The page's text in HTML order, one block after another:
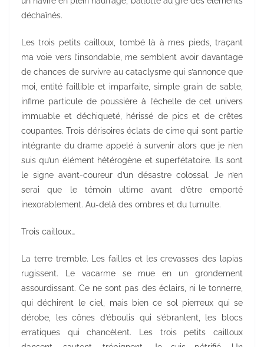
déchaînés.
Les trois petits cailloux, tombé là à mes pieds, traçant
ma voie vers l’insondable, me semblent avoir davantage
de chances de survivre au cataclysme qui s’annonce que
moi, entité faillible et imparfaite, simple grain de sable,
infime particule de poussière à l’échelle de cet univers
immuable et déchiqueté, hérissé de pics et de crêtes
coupantes. Trois dérisoires éclats de cime qui sont partie
intégrante du drame appelé à survenir alors que je n’en
suis qu’un élément hétérogène et superfétatoire. Ils sont
le signe avant-coureur d’un désastre colossal. Je n’en
serai que le témoin ultime avant d’être emporté
inexorablement. Au-delà des ombres et du tumulte.
Trois cailloux…
La terre tremble. Les failles et les crevasses des lapias
rugissent. Le vacarme se mue en un grondement
assourdissant. Ce ne sont pas des éclairs, ni le tonnerre,
qui déchirent le ciel, mais bien ce sol pierreux qui se
dérobe, les cônes d’éboulis qui s’ébranlent, les blocs
erratiques qui chancèlent. Les trois petits cailloux